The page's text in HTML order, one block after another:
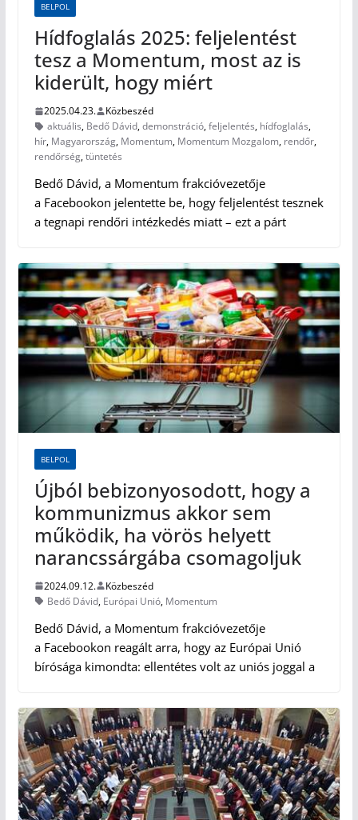
BELPOL
Hídfoglalás 2025: feljelentést
tesz a Momentum, most az is
kiderült, hogy miért
2025.04.23.
Közbeszéd
aktuális, Bedő Dávid,demonstráció,feljelentés, hídfoglalás,
hír, Magyarország, Momentum, Momentum Mozgalom, rendőr,
rendőrség,tüntetés
Bedő Dávid, a Momentum frakcióvezetője
a Facebookon jelentette be, hogy feljelentést tesznek
a tegnapi rendőri intézkedés miatt – ezt a párt
BELPOL
Újból bebizonyosodott, hogy a
kommunizmus akkor sem
működik, ha vörös helyett
narancssárgába csomagoljuk
2024.09.12.
Közbeszéd
Bedő Dávid, Európai Unió, Momentum
Bedő Dávid, a Momentum frakcióvezetője
a Facebookon reagált arra, hogy az Európai Unió
bírósága kimondta: ellentétes volt az uniós joggal a